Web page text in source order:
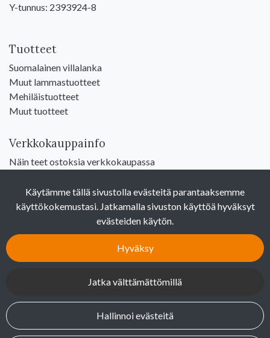
Käytämme tällä sivustolla evästeitä parantaaksemme
käyttökokemustasi. Jatkamalla sivuston käyttöä hyväksyt
evästeiden käytön.
Hyväksy
Jatka välttämättömillä
Hallinnoi evästeitä
Y-tunnus: 2393924-8
Tuotteet
Suomalainen villalanka
Muut lammastuotteet
Mehiläistuotteet
Muut tuotteet
Verkkokauppainfo
Näin teet ostoksia verkkokaupassa
Toimitustavat
Maksutavat
Yhteystiedot
Seuraa sosiaalisessa mediassa